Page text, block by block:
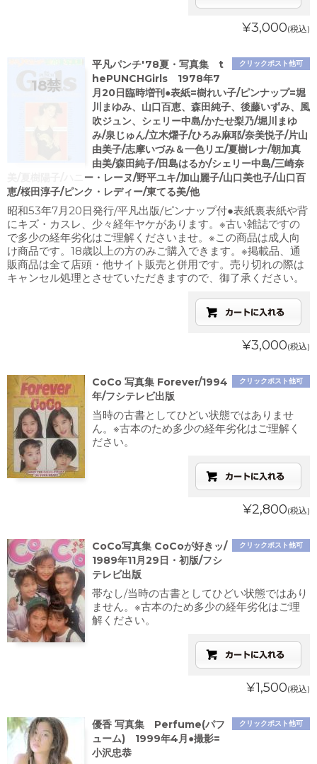
¥3,000(税込)
クリックポスト他可
平凡パンチ'78夏・写真集 t
hePUNCHGirls 1978年7
月20日臨時増刊●表紙=樹れい子/ピンナップ=堀
川まゆみ、山口百恵、森田純子、後藤いずみ、風
吹ジュン、シェリー中島/かたせ梨乃/堀川まゆ
み/泉じゅん/立木燿子/ひろみ麻耶/奈美悦子/片山
由美子/志摩いづみ＆一色リエ/夏樹レナ/朝加真
由美/森田純子/田島はるか/シェリー中島/三崎奈
美/夏樹陽子/ハニー・レーヌ/野平ユキ/加山麗子/山口美也子/山口百
恵/桜田淳子/ピンク・レディー/東てる美/他
昭和53年7月20日発行/平凡出版/ピンナップ付●表紙裏表紙や背
にキズ・カスレ、少々経年ヤケがあります。※古い雑誌ですの
で多少の経年劣化はご理解くださいませ。※この商品は成人向
け商品です。18歳以上の方のみご購入できます。※掲載品、通
販商品は全て店頭・他サイト販売と併用です。売り切れの際は
キャンセル処理とさせていただきますので、御了承ください。
¥3,000(税込)
クリックポスト他可
CoCo 写真集 Forever/1994
年/フシテレビ出版
当時の古書としてひどい状態ではありませ
ん。※古本のため多少の経年劣化はご理解く
ださい。
¥2,800(税込)
クリックポスト他可
CoCo写真集 CoCoが好きッ/
1989年11月29日・初版/フシ
テレビ出版
帯なし/当時の古書としてひどい状態ではあり
ません。※古本のため多少の経年劣化はご理
解ください。
¥1,500(税込)
クリックポスト他可
優香 写真集 Perfume(パフ
ューム) 1999年4月●撮影=
小沢忠恭